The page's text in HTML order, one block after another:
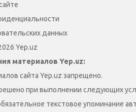
данных
Yep.uz
материалов Yep.uz:
сайта Yep.uz запрещено.
при выполнении следующих
текстовое упоминание